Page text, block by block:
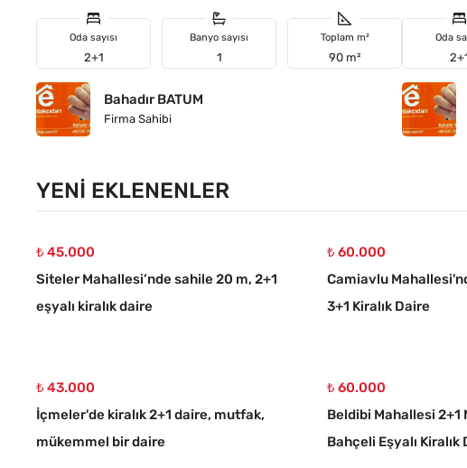
Oda sayısı
2+1
Banyo sayısı
1
Toplam m²
90 m²
Bahadır BATUM
Firma Sahibi
Oda
YENI EKLENENLER
₺ 45.000
Siteler Mahallesi’nde sahile 20 m, 2+1
eşyalı kiralık daire
₺ 60.000
Camiavlu
3+1 Kiralık Daire
₺ 43.000
İçmeler'de kiralık 2+1 daire, mutfak,
mükemmel bir daire
₺ 60.000
Beldibi Mahallesi 2+1
Bahçeli Eşyalı Kiralık